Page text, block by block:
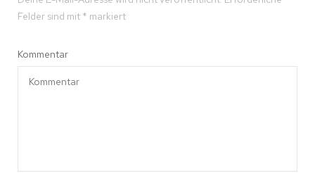
Felder sind mit * markiert
Kommentar